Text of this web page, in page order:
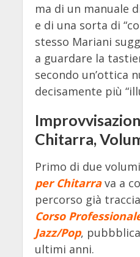
ma di un manuale
e di una sorta di
stesso Mariani
a guardare la
secondo un’ottica
decisamente più
Chitarra,
Primo di due
per Chitarrava a
percorso già
Corso
Jazz/Pop,
ultimi anni.